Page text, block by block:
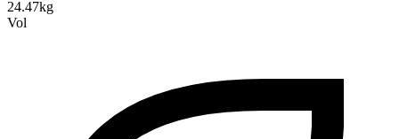
24.47kg
Vol